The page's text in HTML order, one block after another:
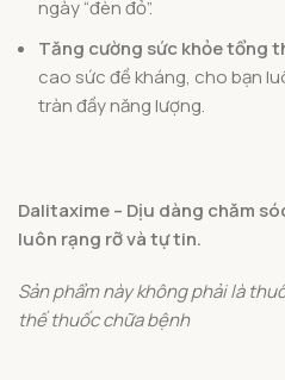
ngày “đèn đỏ”.
Tăng cường sức khỏe tổng
cao sức đề kháng, cho bạn
tràn đầy năng lượng.
Dalitaxime – Dịu dàng chăm
luôn rạng rỡ và tự tin.
Sản phẩm này không phải là
thế thuốc chữa bệnh